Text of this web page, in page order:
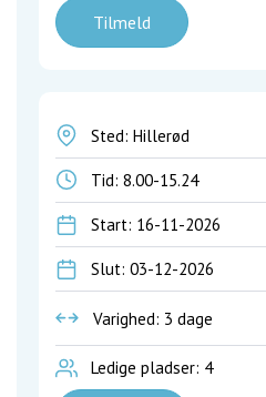
Tilmeld
Sted: Hillerød
Tid: 8.00-15.24
Start: 16-11-2026
Slut: 03-12-2026
Varighed: 3 dage
Ledige pladser: 4